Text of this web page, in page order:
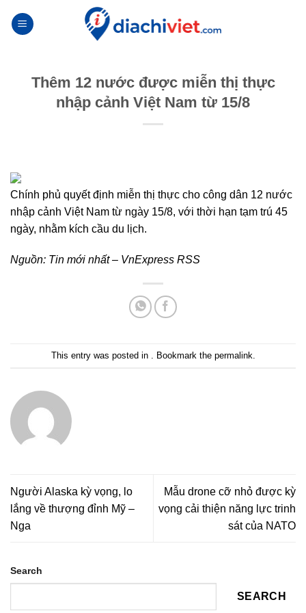
Thêm 12 nước được miễn thị thực
nhập cảnh Việt Nam từ 15/8
Chính phủ quyết định miễn thị thực cho công dân 12 nước
nhập cảnh Việt Nam từ ngày 15/8, với thời hạn tạm trú 45
ngày, nhằm kích cầu du lịch.
Nguồn: Tin mới nhất – VnExpress RSS
This entry was posted in . Bookmark the permalink
Người Alaska kỳ vọng, lo
lắng về thượng đỉnh Mỹ –
Nga
Mẫu drone cỡ nhỏ được kỳ
vọng cải thiện năng lực trinh
sát của NATO
Search
SEARCH